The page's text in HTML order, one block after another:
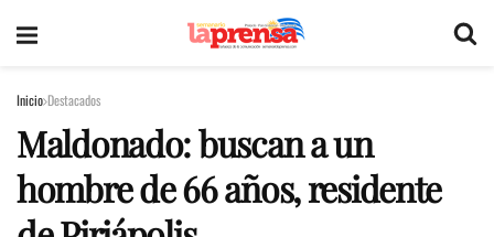
Inicio Destacados
Maldonado: buscan a un
hombre de 66 años, residente